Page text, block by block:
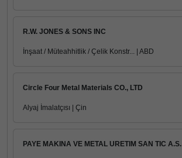
R.W. JONES & SONS INC
İnşaat / Müteahhitlik / Çelik Konstr... | ABD
Circle Four Metal Materials CO., LTD
Alyaj İmalatçısı | Çin
PAYE MAKINA VE METAL URETIM SAN TIC A.S.